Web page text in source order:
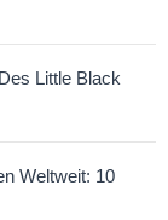
Little Black
Weltweit: 10